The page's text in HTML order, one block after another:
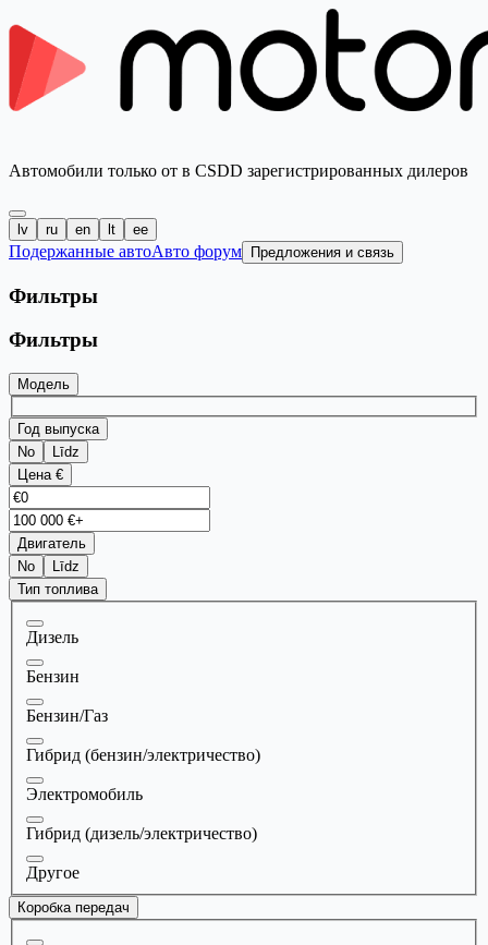
Автомобили только от в CSDD зарегистрированных дилеров
lv ru en lt ee
Подержанные автоАвто форум Предложения и связь
Фильтры
Фильтры
Модель
Год выпуска
No
Līdz
Цена €
Двигатель
No
Līdz
Тип топлива
Дизель
Бензин
Бензин/Газ
Гибрид (бензин/электричество)
Электромобиль
Гибрид (дизель/электричество)
Другое
Коробка передач